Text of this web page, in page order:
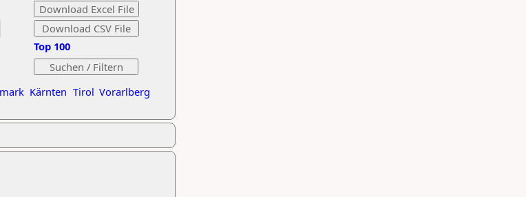
Kärnten Tirol Vorarlberg
Top 100